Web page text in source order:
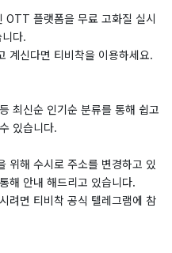
OTT 플랫폼을 무료 고화질 실시
다.
계신다면 티비착을 이용하세요.
최신순 인기순 분류를 통해 쉽고
있습니다.
위해 수시로 주소를 변경하고 있
해 안내 해드리고 있습니다.
려면 티비착 공식 텔레그램에 참